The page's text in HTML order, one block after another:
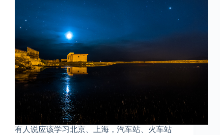
有人说应该学习北京、上海，汽车站、火车站